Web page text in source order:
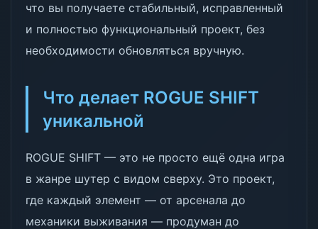
что вы получаете стабильный, исправленный
и полностью функциональный проект, без
необходимости обновляться вручную.
Что делает ROGUE SHIFT
уникальной
ROGUE SHIFT — это не просто ещё одна игра
в жанре шутер с видом сверху. Это проект,
где каждый элемент — от арсенала до
механики выживания — продуман до